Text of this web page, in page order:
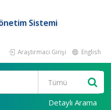
Sistemi
Araştırmacı Girişi English
Detaylı Arama